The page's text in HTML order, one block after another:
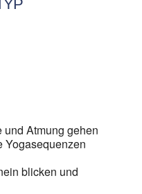
Atmung gehen
Yogasequenzen
blicken und